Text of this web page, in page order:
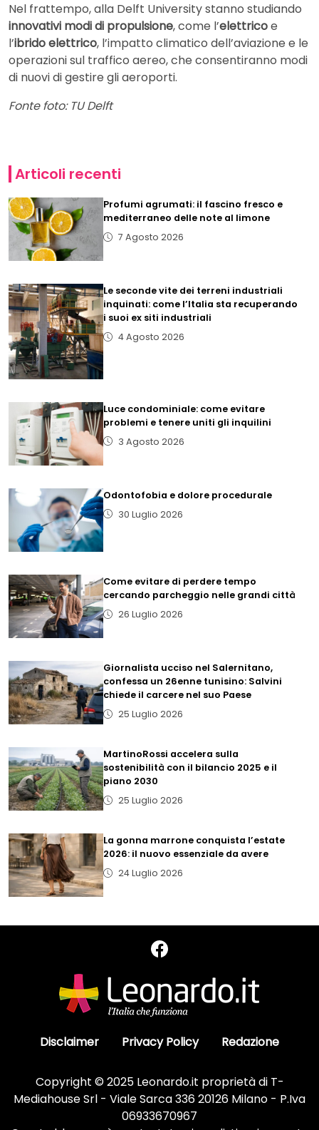
Nel frattempo, alla Delft University stanno studiando
innovativi modi di propulsione, come l’elettricoe
l’ibrido elettrico, l’impatto climatico dell’aviazione e le
operazioni sul traffico aereo, che consentiranno modi
di nuovi di gestire gli aeroporti.
Fonte foto: TU Delft
Articoli recenti
Profumi agrumati: il fascino fresco e
mediterraneo delle note al limone
7 Agosto 2026
Le seconde vite dei terreni industriali
inquinati: come l’Italia sta recuperando
i suoi ex siti industriali
4 Agosto 2026
Luce condominiale: come evitare
problemi e tenere uniti gli inquilini
3 Agosto 2026
Odontofobia e dolore procedurale
30 Luglio 2026
Come evitare di perdere tempo
cercando parcheggio nelle grandi città
26 Luglio 2026
Giornalista ucciso nel Salernitano,
confessa un 26enne tunisino: Salvini
chiede il carcere nel suo Paese
25 Luglio 2026
MartinoRossi accelera sulla
sostenibilità con il bilancio 2025 e il
piano 2030
25 Luglio 2026
La gonna marrone conquista l’estate
2026: il nuovo essenziale da avere
24 Luglio 2026
Disclaimer Privacy Policy Redazione
Copyright © 2025 Leonardo.it proprietà di T-
Mediahouse Srl - Viale Sarca 336 20126 Milano - P.Iva
06933670967